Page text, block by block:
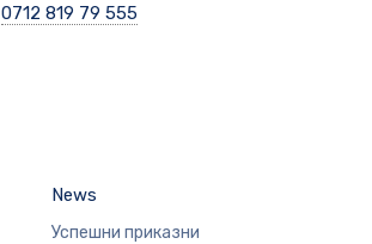
0712 819 79 555
News
Успешни приказни